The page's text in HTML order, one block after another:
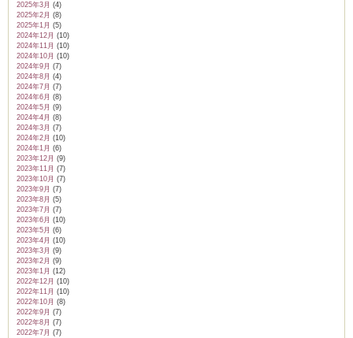
2025年3月 (4)
2025年2月 (8)
2025年1月 (5)
2024年12月 (10)
2024年11月 (10)
2024年10月 (10)
2024年9月 (7)
2024年8月 (4)
2024年7月 (7)
2024年6月 (8)
2024年5月 (9)
2024年4月 (8)
2024年3月 (7)
2024年2月 (10)
2024年1月 (6)
2023年12月 (9)
2023年11月 (7)
2023年10月 (7)
2023年9月 (7)
2023年8月 (5)
2023年7月 (7)
2023年6月 (10)
2023年5月 (6)
2023年4月 (10)
2023年3月 (9)
2023年2月 (9)
2023年1月 (12)
2022年12月 (10)
2022年11月 (10)
2022年10月 (8)
2022年9月 (7)
2022年8月 (7)
2022年7月 (7)